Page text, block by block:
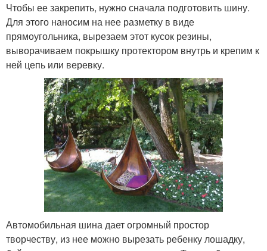
Чтобы ее закрепить, нужно сначала подготовить шину.
Для этого наносим на нее разметку в виде
прямоугольника, вырезаем этот кусок резины,
выворачиваем покрышку протектором внутрь и крепим к
ней цепь или веревку.
Автомобильная шина дает огромный простор
творчеству, из нее можно вырезать ребенку лошадку,